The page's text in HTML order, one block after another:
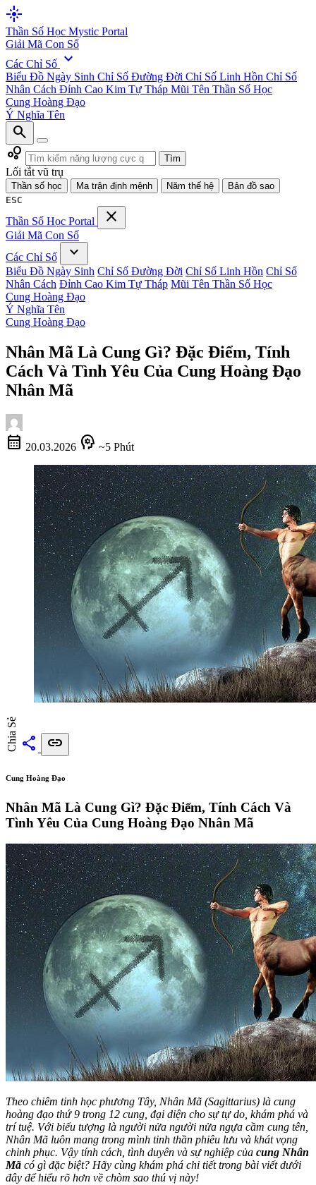
flare
Thần Số Học Mystic Portal
Giải Mã Con Số
Các Chỉ Số expand_more
Biểu Đồ Ngày Sinh Chỉ Số Đường Đời Chỉ Số Linh Hồn Chỉ Số
Nhân Cách Đỉnh Cao Kim Tự Tháp Mũi Tên Thần Số Học
Cung Hoàng Đạo
Ý Nghĩa Tên
search
bubble_chart
Tìm
Lối tắt vũ trụ
Thần số học Ma trận định mệnh Năm thế hệ
Bản đồ sao
ESC
Thần Số Học Portal close
Giải Mã Con Số
Các Chỉ Số
expand_more
Biểu Đồ Ngày Sinh Chỉ Số Đường Đời Chỉ Số Linh Hồn Chỉ Số
Nhân Cách Đỉnh Cao Kim Tự Tháp Mũi Tên Thần Số Học
Cung Hoàng Đạo
Ý Nghĩa Tên
Cung Hoàng Đạo
Nhân Mã Là Cung Gì? Đặc Điểm, Tính
Cách Và Tình Yêu Của Cung Hoàng Đạo
Nhân Mã
calendar_month 20.03.2026 psychology ~5 Phút
Chia Sẻ share link
Cung Hoàng Đạo
Nhân Mã Là Cung Gì? Đặc Điểm, Tính Cách Và
Tình Yêu Của Cung Hoàng Đạo Nhân Mã
Theo chiêm tinh học phương Tây, Nhân Mã (Sagittarius) là cung
hoàng đạo thứ 9 trong 12 cung, đại diện cho sự tự do, khám phá và
trí tuệ. Với biểu tượng là người nửa người nửa ngựa cầm cung tên,
Nhân Mã luôn mang trong mình tinh thần phiêu lưu và khát vọng
chinh phục. Vậy tính cách, tình duyên và sự nghiệp của cung Nhân
Mã có gì đặc biệt? Hãy cùng khám phá chi tiết trong bài viết dưới
đây để hiểu rõ hơn về chòm sao thú vị này!